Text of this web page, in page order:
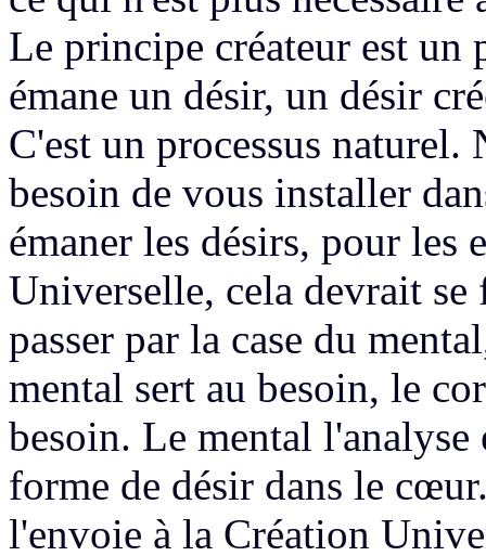
Le principe créateur est
émane un désir, un désir
C'est un processus naturel.
besoin de vous installer
émaner les désirs, pour les
Universelle, cela devrait se
passer par la case du
mental sert au besoin, le
besoin. Le mental l'analyse
forme de désir dans le
l'envoie à la Création